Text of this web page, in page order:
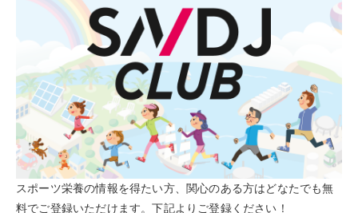
スポーツ栄養の情報を得たい方、関心のある方はどなたでも無
料でご登録いただけます。下記よりご登録ください！